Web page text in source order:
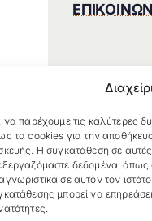
να παρέχουμε τις καλύτερες
τα cookies για την
Η συγκατάθεση σε αυτές
δεδομένα, όπως
σε αυτόν τον
μπορεί να